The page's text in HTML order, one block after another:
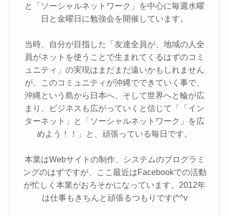
と「ソーシャルネットワーク」を中心に毎週水曜
日と金曜日に勉強会を開催しています。
当時、自分が目指した「友達全員が、地域の人全
員がネットを使うことで生まれてくるはずのコミ
ュニティ」の実現はまだまだ遠いかもしれません
が、このコミュニティが沖縄でできていく事で、
沖縄という島から日本へ、そして世界へと輪が広
まり、ビジネスも広がっていくと信じて「「イン
ターネット」と「ソーシャルネットワーク」を広
めよう！！」と、頑張っている毎日です。
本業はWebサイトの制作、システムのプログラミ
ングのはずですが、ここ最近はFacebookでの活動
が忙しく本業がおろそかになっています。2012年
は仕事もきちんと頑張るつもりです(^^v